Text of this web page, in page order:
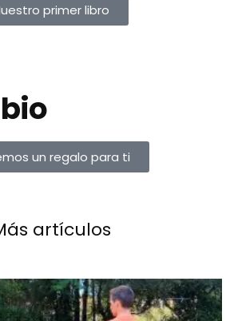
primer libro
un regalo para ti
artículos